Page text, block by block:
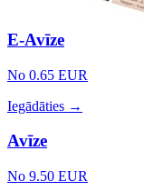
E-Avīze
No 0.65 EUR
Iegādāties →
Avīze
No 9.50 EUR